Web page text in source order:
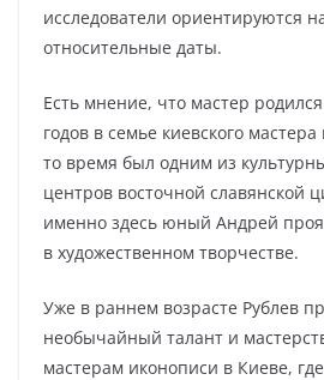
исследователи ориентируются
относительные даты.
Есть мнение, что мастер
годов в семье киевского
то время был одним из
центров восточной славянской
именно здесь юный Андрей
в художественном творчестве.
Уже в раннем возрасте Рублев
необычайный талант и
мастерам иконописи в Киеве,